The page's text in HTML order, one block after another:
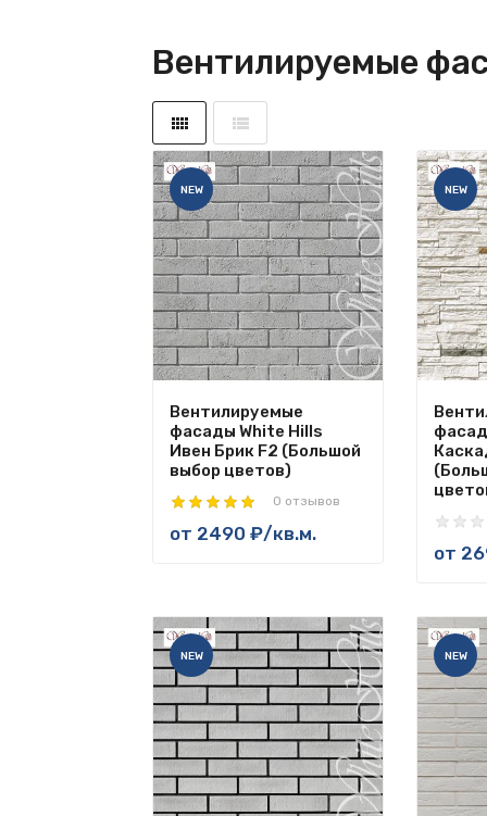
Вентилируемые
NEW
Вентилируемые
фасады White Hills
Ивен Брик F2 (Большой
выбор цветов)
0 отзывов
от 2490 ₽/кв.м.
NEW
от
NEW NEW